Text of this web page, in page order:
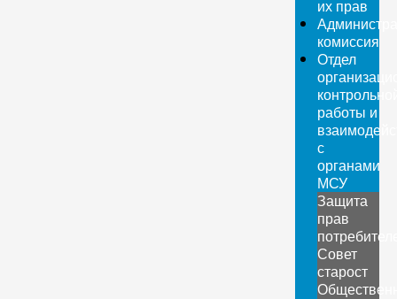
их прав
комиссия
Отдел
работы и
с
органами
МСУ
Защита
прав
Совет
старост